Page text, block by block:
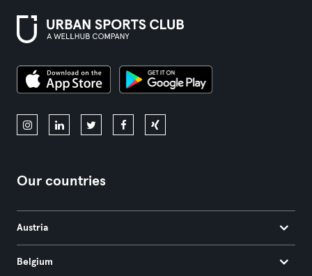
Our countries
Austria
Belgium